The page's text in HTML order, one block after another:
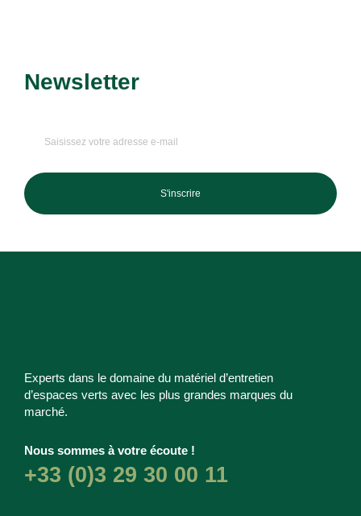
Newsletter
S'inscrire
Experts dans le domaine du matériel d’entretien
d’espaces verts avec les plus grandes marques du
marché.
Nous sommes à votre écoute !
+33 (0)3 29 30 00 11